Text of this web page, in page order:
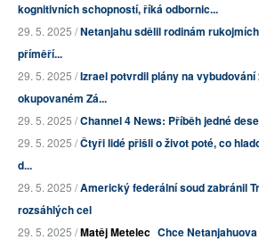
kognitivních schopností, říká odbornic...
29. 5. 2025 /Netanjahu sdělil rodinám
příměří...
29. 5. 2025 /Izrael potvrdil plány na
okupovaném Zá...
29. 5. 2025 /Channel 4 News: Příběh jedné
29. 5. 2025 /Čtyři lidé přišli o život poté, co
d...
29. 5. 2025 /Americký federální soud zabránil
rozsáhlých cel
29. 5. 2025 /Matěj Metelec Chce